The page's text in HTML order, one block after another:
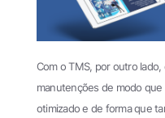
Com o TMS, por outro
manutenções de modo
otimizado e de forma que